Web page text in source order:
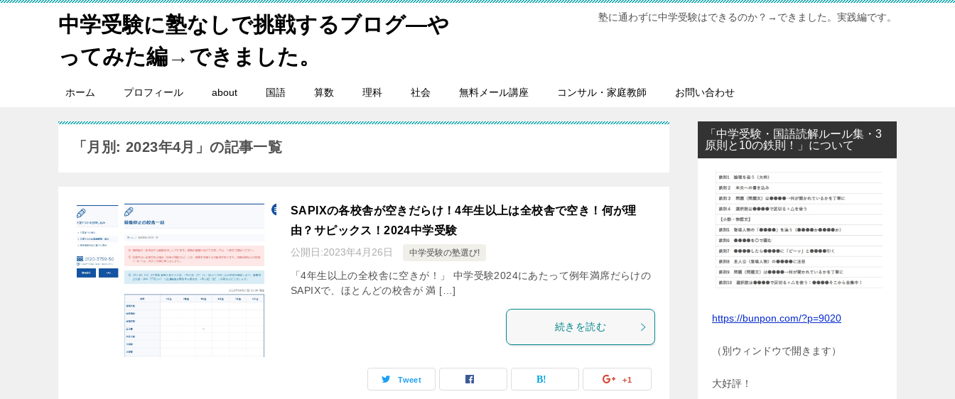
中学受験に塾なしで挑戦するブログ―や
ってみた編→できました。
塾に通わずに中学受験はできるのか？→できました。実践編です。
ホーム プロフィール about 国語 算数 理科 社会 無料メール講座 コンサル・家庭教師 お問い合わせ
「月別: 2023年4月」の記事一覧
SAPIXの各校舎が空きだらけ！4年生以上は全校舎で空き！何が理
由？サピックス！2024中学受験
公開日:2023年4月26日 中学受験の塾選び!
「4年生以上の全校舎に空きが！」 中学受験2024にあたって例年満席だらけの
SAPIXで、ほとんどの校舎が 満 […]
続きを読む
Tweet +1
「中学受験・国語読解ルール集・3
原則と10の鉄則！」について
https://bunpon.com/?p=9020
（別ウィンドウで開きます）
大好評！